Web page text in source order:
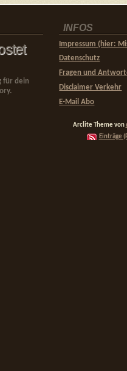
für dein
INFOS
Impressum (hier:
Datenschutz
Fragen und
Disclaimer Verkehr
E-Mail Abo
Arclite Theme von
Einträge